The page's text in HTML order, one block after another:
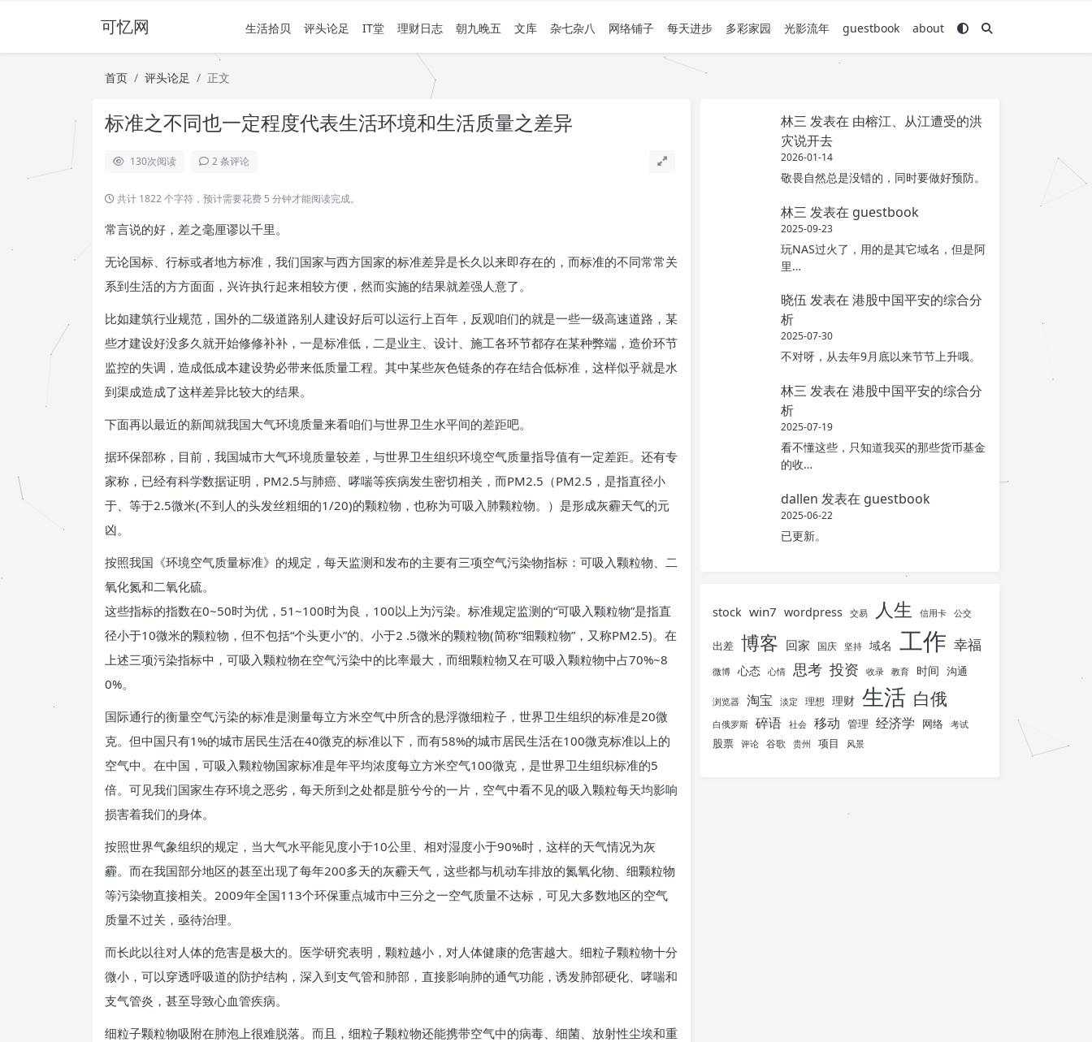
可忆网 生活拾贝 评头论足 IT堂 理财日志 朝九晚五 文库 杂七杂八 网络铺子 每天进步 多彩家园 光影流年 guestbook about
首页 评头论足 正文
标准之不同也一定程度代表生活环境和生活质量之差异
130次阅读 2 条评论
共计 1822 个字符，预计需要花费 5 分钟才能阅读完成。
常言说的好，差之毫厘谬以千里。
无论国标、行标或者地方标准，我们国家与西方国家的标准差异是长久以来即存在的，而标准的不同常常关
系到生活的方方面面，兴许执行起来相较方便，然而实施的结果就差强人意了。
比如建筑行业规范，国外的二级道路别人建设好后可以运行上百年，反观咱们的就是一些一级高速道路，某
些才建设好没多久就开始修修补补，一是标准低，二是业主、设计、施工各环节都存在某种弊端，造价环节
监控的失调，造成低成本建设势必带来低质量工程。其中某些灰色链条的存在结合低标准，这样似乎就是水
到渠成造成了这样差异比较大的结果。
下面再以最近的新闻就我国大气环境质量来看咱们与世界卫生水平间的差距吧。
据环保部称，目前，我国城市大气环境质量较差，与世界卫生组织环境空气质量指导值有一定差距。还有专
家称，已经有科学数据证明，PM2.5与肺癌、哮喘等疾病发生密切相关，而PM2.5（PM2.5，是指直径小
于、等于2.5微米(不到人的头发丝粗细的1/20)的颗粒物，也称为可吸入肺颗粒物。）是形成灰霾天气的元
凶。
按照我国《环境空气质量标准》的规定，每天监测和发布的主要有三项空气污染物指标：可吸入颗粒物、二
氧化氮和二氧化硫。
这些指标的指数在0~50时为优，51~100时为良，100以上为污染。标准规定监测的“可吸入颗粒物”是指直
径小于10微米的颗粒物，但不包括“个头更小”的、小于2 .5微米的颗粒物(简称“细颗粒物”，又称PM2.5)。在
上述三项污染指标中，可吸入颗粒物在空气污染中的比率最大，而细颗粒物又在可吸入颗粒物中占70%~8
0%。
国际通行的衡量空气污染的标准是测量每立方米空气中所含的悬浮微细粒子，世界卫生组织的标准是20微
克。但中国只有1%的城市居民生活在40微克的标准以下，而有58%的城市居民生活在100微克标准以上的
空气中。在中国，可吸入颗粒物国家标准是年平均浓度每立方米空气100微克，是世界卫生组织标准的5
倍。可见我们国家生存环境之恶劣，每天所到之处都是脏兮兮的一片，空气中看不见的吸入颗粒每天均影响
损害着我们的身体。
按照世界气象组织的规定，当大气水平能见度小于10公里、相对湿度小于90%时，这样的天气情况为灰
霾。而在我国部分地区的甚至出现了每年200多天的灰霾天气，这些都与机动车排放的氮氧化物、细颗粒物
等污染物直接相关。2009年全国113个环保重点城市中三分之一空气质量不达标，可见大多数地区的空气
质量不过关，亟待治理。
而长此以往对人体的危害是极大的。医学研究表明，颗粒越小，对人体健康的危害越大。细粒子颗粒物十分
微小，可以穿透呼吸道的防护结构，深入到支气管和肺部，直接影响肺的通气功能，诱发肺部硬化、哮喘和
支气管炎，甚至导致心血管疾病。
细粒子颗粒物吸附在肺泡上很难脱落。而且，细粒子颗粒物还能携带空气中的病毒、细菌、放射性尘埃和重
林三 发表在 由榕江、从江遭受的洪
灾说开去
2026-01-14
敬畏自然总是没错的，同时要做好预防。
林三 发表在 guestbook
2025-09-23
玩NAS过火了，用的是其它域名，但是阿
里…
晓伍 发表在 港股中国平安的综合分
析
2025-07-30
不对呀，从去年9月底以来节节上升哦。
林三 发表在 港股中国平安的综合分
析
2025-07-19
看不懂这些，只知道我买的那些货币基金
的收…
dallen 发表在 guestbook
2025-06-22
已更新。
stock win7 wordpress 交易 人生 信用卡 公交
出差 博客 回家 国庆 坚持 域名 工作 幸福
微博 心态 心情 思考 投资 收录 教育 时间 沟通
浏览器 淘宝 淡定 理想 理财 生活 白俄
白俄罗斯 碎语 社会 移动 管理 经济学 网络 考试
股票 评论 谷歌 贵州 项目 风景